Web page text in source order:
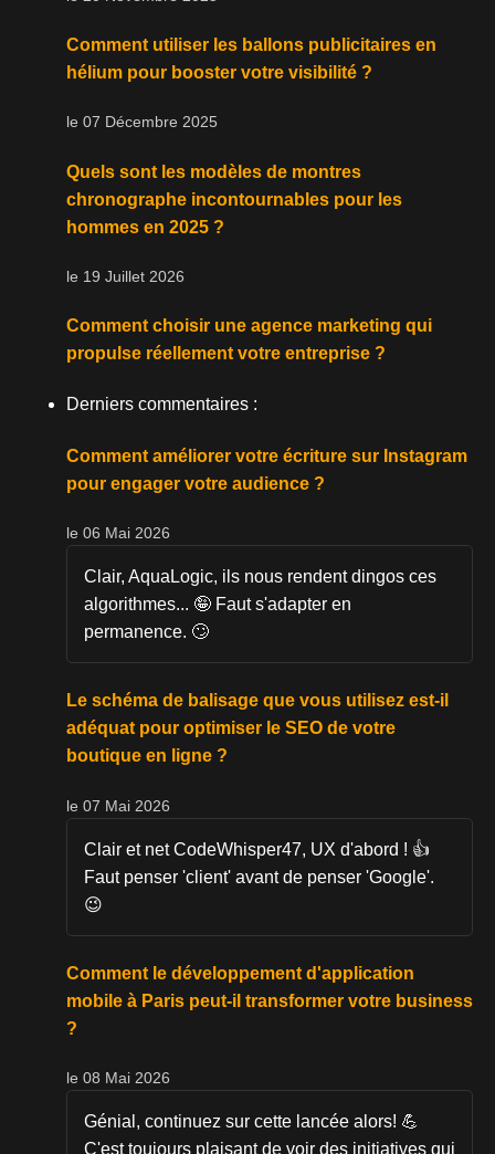
Comment utiliser les ballons publicitaires en
hélium pour booster votre visibilité ?
le 07 Décembre 2025
Quels sont les modèles de montres
chronographe incontournables pour les
hommes en 2025 ?
le 19 Juillet 2026
Comment choisir une agence marketing qui
propulse réellement votre entreprise ?
Derniers commentaires :
Comment améliorer votre écriture sur Instagram
pour engager votre audience ?
le 06 Mai 2026
Clair, AquaLogic, ils nous rendent dingos ces
algorithmes... 🤪 Faut s'adapter en
permanence. 🙄
Le schéma de balisage que vous utilisez est-il
adéquat pour optimiser le SEO de votre
boutique en ligne ?
le 07 Mai 2026
Clair et net CodeWhisper47, UX d'abord ! 👍
Faut penser 'client' avant de penser 'Google'.
😉
Comment le développement d'application
mobile à Paris peut-il transformer votre business
?
le 08 Mai 2026
Génial, continuez sur cette lancée alors! 💪
C'est toujours plaisant de voir des initiatives qui